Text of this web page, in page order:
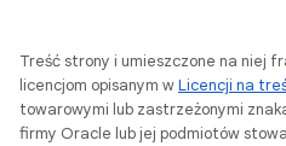
Treść strony i umieszczone na niej
licencjom opisanym wLicencji na
towarowymi lub zastrzeżonymi
firmy Oracle lub jej podmiotów